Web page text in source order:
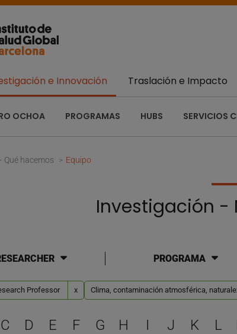
e Innovación
OCHOA PROGRAMAS HUBS SERVICIOS
Traslación e Impacto
Qué hacemos Equipo
Investigación -
PROGRAMA
Professor x Clima, contaminación atmosférica,
C D E F G H I J K L